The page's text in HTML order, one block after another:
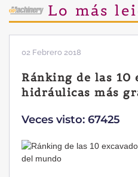
Lo más
02 Febrero 2018
Ránking de las 10
hidráulicas más
Veces visto: 67425